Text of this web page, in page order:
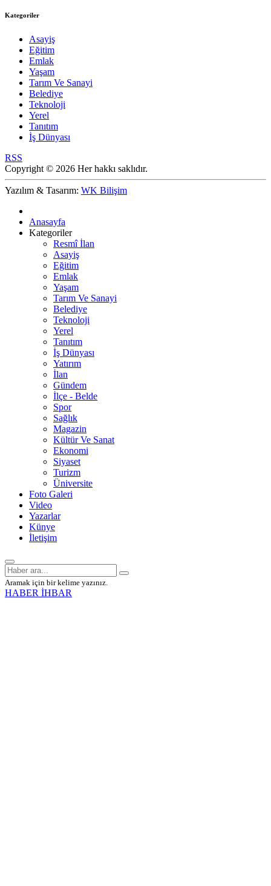
Kategoriler
Asayiş
Eğitim
Emlak
Yaşam
Tarım Ve Sanayi
Belediye
Teknoloji
Yerel
Tanıtım
İş Dünyası
RSS
Copyright © 2026 Her hakkı saklıdır.
Yazılım & Tasarım: WK Bilişim
Anasayfa
Kategoriler
Resmî İlan
Asayiş
Eğitim
Emlak
Yaşam
Tarım Ve Sanayi
Belediye
Teknoloji
Yerel
Tanıtım
İş Dünyası
Yatırım
İlan
Gündem
İlçe - Belde
Spor
Sağlık
Magazin
Kültür Ve Sanat
Ekonomi
Siyaset
Turizm
Üniversite
Foto Galeri
Video
Yazarlar
Künye
İletişim
Aramak için bir kelime yazınız.
HABER İHBAR